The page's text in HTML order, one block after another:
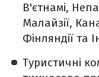
В'єтнамі,
Малайзії,
Фінляндії та
Туристичні